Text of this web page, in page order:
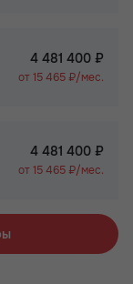
4 481 400 ₽
от 15 465 ₽/мес.
4 481 400 ₽
от 15 465 ₽/мес.